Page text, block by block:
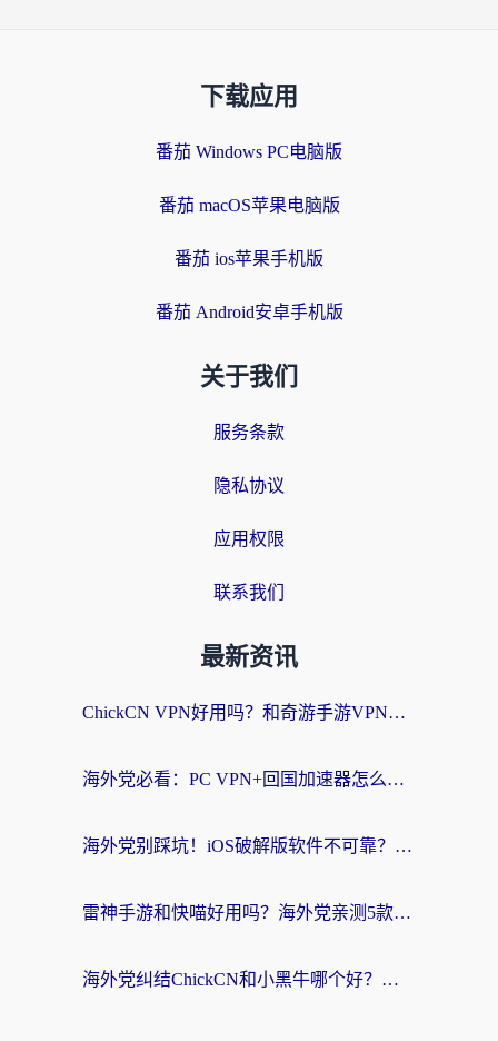
下载应用
番茄 Windows PC电脑版
番茄 macOS苹果电脑版
番茄 ios苹果手机版
番茄 Android安卓手机版
关于我们
服务条款
隐私协议
应用权限
联系我们
最新资讯
ChickCN VPN好用吗？和奇游手游VPN对比哪个回国效果更好？海外党亲测实用指南
海外党必看：PC VPN+回国加速器怎么选？无缝访问国内资源全攻略
海外党别踩坑！iOS破解版软件不可靠？教你选对回国加速器无缝看国内资源
雷神手游和快喵好用吗？海外党亲测5款回国加速器，附斧牛Bling对比+微信视频号解决办法
海外党纠结ChickCN和小黑牛哪个好？一篇帮你选对回国加速器的实用指南